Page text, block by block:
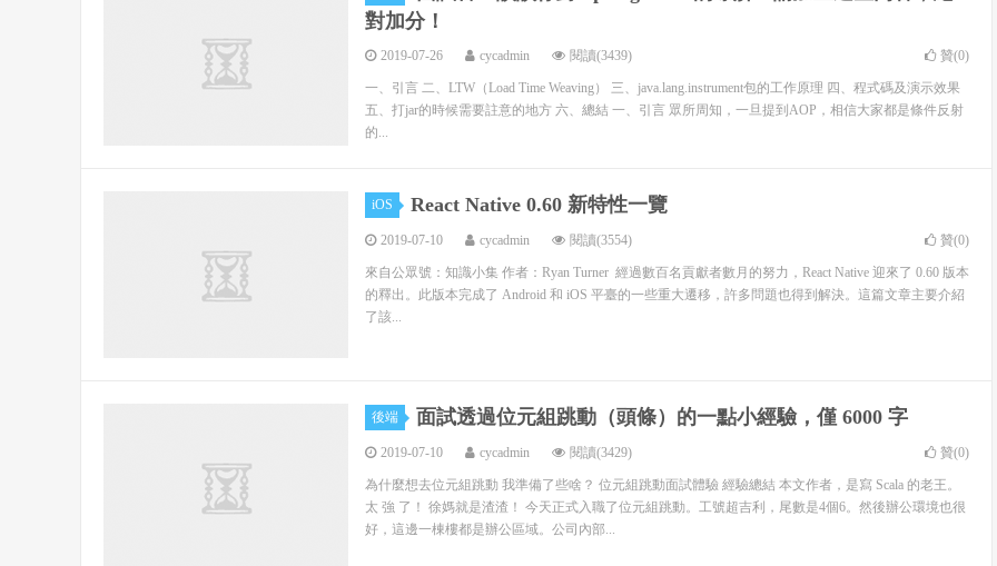
對加分！
2019-07-26 cycadmin 閱讀(3439) 贊(0)
一、引言 二、LTW（Load Time Weaving） 三、java.lang.instrument包的工作原理 四、程式碼及演示效果
五、打jar的時候需要註意的地方 六、總結 一、引言 眾所周知，一旦提到AOP，相信大家都是條件反射
的...
iOS React Native 0.60 新特性一覽
2019-07-10 cycadmin 閱讀(3554) 贊(0)
來自公眾號：知識小集 作者：Ryan Turner 經過數百名貢獻者數月的努力，React Native 迎來了 0.60 版本
的釋出。此版本完成了 Android 和 iOS 平臺的一些重大遷移，許多問題也得到解決。這篇文章主要介紹
了該...
後端 面試透過位元組跳動（頭條）的一點小經驗，僅 6000 字
2019-07-10 cycadmin 閱讀(3429) 贊(0)
為什麼想去位元組跳動 我準備了些啥？ 位元組跳動面試體驗 經驗總結 本文作者，是寫 Scala 的老王。
太 強 了！ 徐媽就是渣渣！ 今天正式入職了位元組跳動。工號超吉利，尾數是4個6。然後辦公環境也很
好，這邊一棟樓都是辦公區域。公司內部...